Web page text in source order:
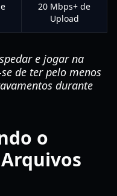
20 Mbps+ de
Upload
e jogar na
de ter pelo menos
durante
o